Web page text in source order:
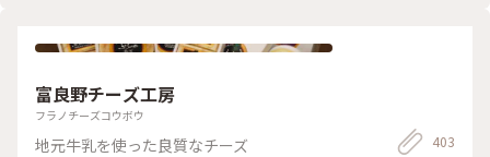
ェ#ゆるりｼﾆｱ旅#ゆるり夏時間
富良野チーズ工房
フラノチーズコウボウ
地元牛乳を使った良質なチーズ 403